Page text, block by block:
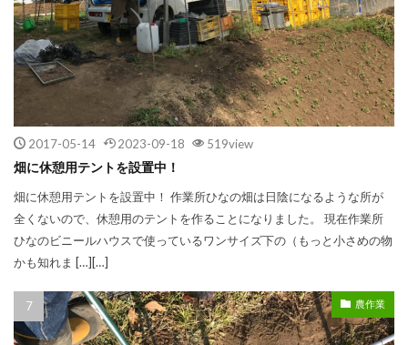
2017-05-14 2023-09-18 519view
畑に休憩用テントを設置中！
畑に休憩用テントを設置中！ 作業所ひなの畑は日陰になるような所が
全くないので、休憩用のテントを作ることになりました。 現在作業所
ひなのビニールハウスで使っているワンサイズ下の（もっと小さめの物
かも知れま […][…]
農作業